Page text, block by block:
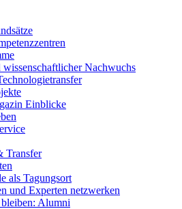
Nachwuchs
Einblicke
Transfer
als Tagungsort
und Experten netzwerken
Alumni